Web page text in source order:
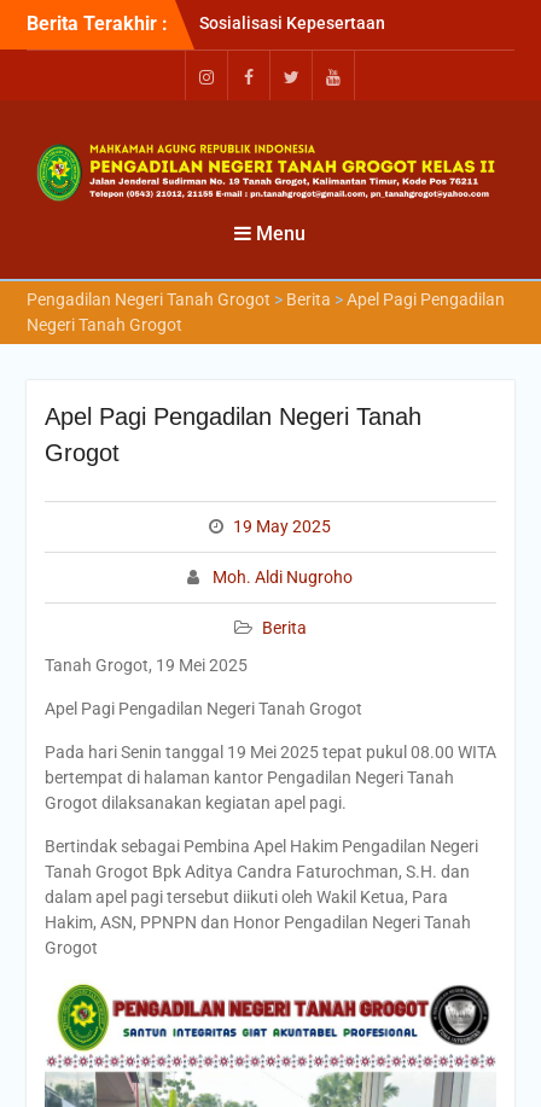
Berita Terakhir :
Sosialisasi Kepesertaan
Program Jaminan
Kesehatan Nasional (JKN)
bagi Pengadilan Negeri
Kesehatan Cabang
Balikapapan
Briefin Petugas PTSP Hari
Senin, 3 Agustus 2026
Kamis Tanggal 6 Agustus
2026
Menu
Pengadilan Negeri Tanah Grogot > Berita >Apel Pagi Pengadilan
Negeri Tanah Grogot
Apel Pagi Pengadilan Negeri Tanah
Grogot
19 May 2025
Moh. Aldi Nugroho
Berita
Tanah Grogot, 19 Mei 2025
Apel Pagi Pengadilan Negeri Tanah Grogot
Pada hari Senin tanggal 19 Mei 2025 tepat pukul 08.00 WITA
bertempat di halaman kantor Pengadilan Negeri Tanah
Grogot dilaksanakan kegiatan apel pagi.
Bertindak sebagai Pembina Apel Hakim Pengadilan Negeri
Tanah Grogot Bpk Aditya Candra Faturochman, S.H. dan
dalam apel pagi tersebut diikuti oleh Wakil Ketua, Para
Hakim, ASN, PPNPN dan Honor Pengadilan Negeri Tanah
Grogot